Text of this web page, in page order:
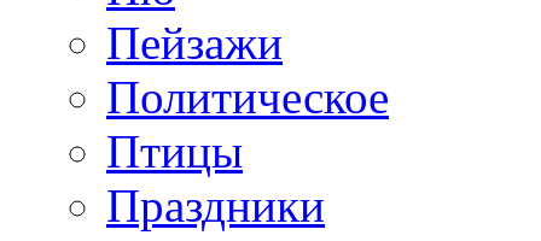
Пейзажи
Политическое
Птицы
Праздники